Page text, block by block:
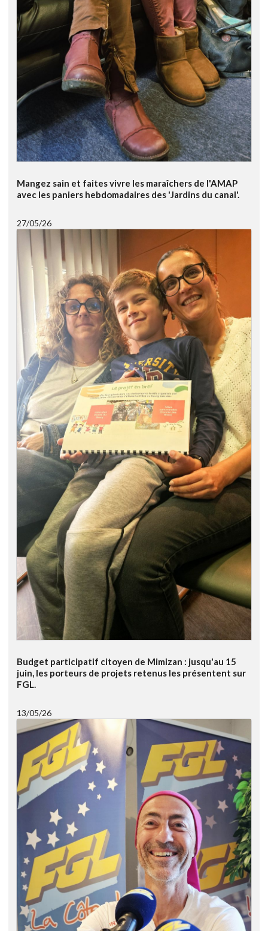
Mangez sain et faites vivre les maraîchers de l'AMAP
avec les paniers hebdomadaires des 'Jardins du canal'.
27/05/26
Budget participatif citoyen de Mimizan : jusqu'au 15
juin, les porteurs de projets retenus les présentent sur
FGL.
13/05/26